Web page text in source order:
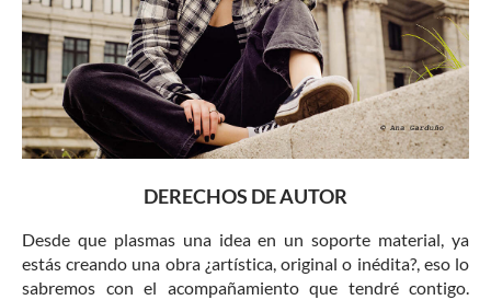
DERECHOS DE AUTOR
Desde que plasmas una idea en un soporte material, ya
estás creando una obra ¿artística, original o inédita?, eso lo
sabremos con el acompañamiento que tendré contigo.